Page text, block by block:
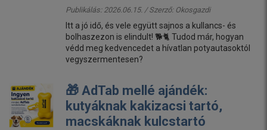
Publikálás: 2026.06.15. / Szerző: Okosgazdi
Itt a jó idő, és vele együtt sajnos a kullancs- és
bolhaszezon is elindult! 🐕🐈 Tudod már, hogyan
védd meg kedvencedet a hívatlan potyautasoktól
vegyszermentesen?
🎁 AdTab mellé ajándék:
kutyáknak kakizacsi tartó,
macskáknak kulcstartó